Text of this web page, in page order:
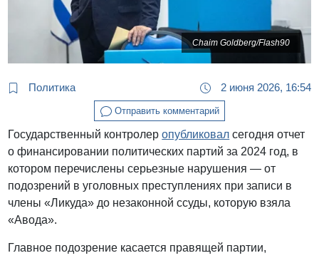
Chaim Goldberg/Flash90
Политика 2 июня 2026, 16:54
Отправить комментарий
Государственный контролеропубликовал сегодня отчет
о финансировании политических партий за 2024 год, в
котором перечислены серьезные нарушения — от
подозрений в уголовных преступлениях при записи в
члены «Ликуда» до незаконной ссуды, которую взяла
«Авода».
Главное подозрение касается правящей партии,